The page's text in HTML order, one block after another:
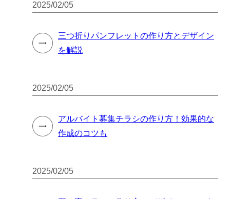
2025/02/05
三つ折りパンフレットの作り方とデザイン
を解説
2025/02/05
アルバイト募集チラシの作り方！効果的な
作成のコツも
2025/02/05